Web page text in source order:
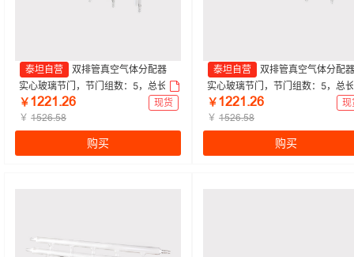
泰坦自营
双排管真空气体分配器
实心玻璃节门，节门组数：5，总长：
450mm，2小咀，左前右后 特优级|4
50mm，左前右后|Titan/泰坦 | 1个
￥ ǝſſǝŤſƧ
现货
￥ ǝœſƧŤœȬ
购买
泰坦自营
双排管真空气体分配器
实心玻璃节门，节门组数：5，总
450mm，3小咀，左右前左后 特优
级|450mm，左右前左后|Titan/泰
1个
￥ ǝſſǝŤſƧ
现
￥ ǝœſƧŤœȬ
购买